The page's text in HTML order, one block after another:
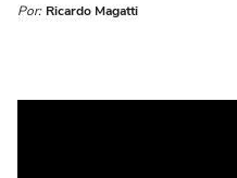
Por: Ricardo Magatti